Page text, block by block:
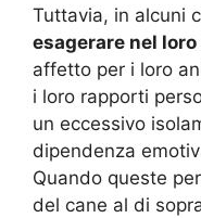
Tuttavia, in alcuni
esagerare nel
affetto per i loro
i loro rapporti
un eccessivo
dipendenza
Quando queste
del cane al di